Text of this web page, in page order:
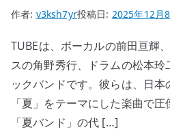
作者: v3ksh7yr投稿日: 2025年12月
TUBEは、ボーカルの前田亘輝
スの角野秀行、ドラムの松本
ックバンドです。彼らは、日
「夏」をテーマにした楽曲で圧
「夏バンド」の代 […]